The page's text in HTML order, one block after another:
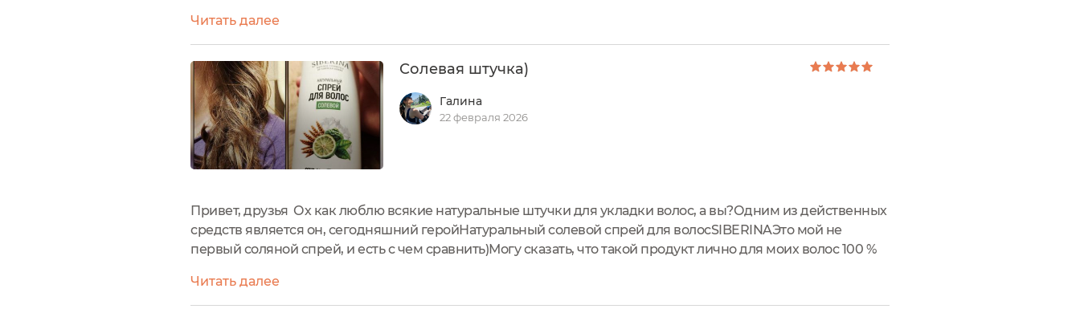
эта спрей-сыворотка...
Читать далее
Солевая штучка)
Галина
22 февраля 2026
Привет, друзья Ох как люблю всякие натуральные штучки для укладки волос, а вы?Одним из действенных
средств является он, сегодняшний геройНатуральный солевой спрей для волосSIBERINAЭто мой не
первый соляной спрей, и есть с чем сравнить)Могу сказать, что такой продукт лично для моих волос 100 %
характеристики Объем...
Читать далее